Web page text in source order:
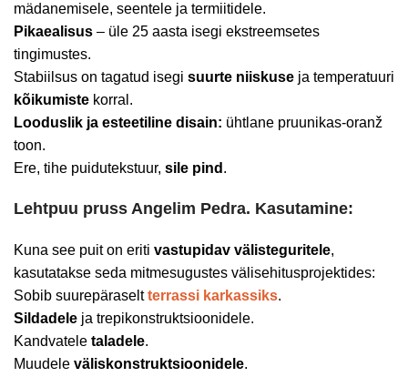
mädanemisele, seentele ja termiitidele.
Pikaealisus – üle 25 aasta isegi ekstreemsetes
tingimustes.
Stabiilsus on tagatud isegi suurte niiskuse ja temperatuuri
kõikumiste korral.
Looduslik ja esteetiline disain: ühtlane pruunikas-oranž
toon.
Ere, tihe puidutekstuur, sile pind .
Lehtpuu pruss Angelim Pedra. Kasutamine:
Kuna see puit on eriti vastupidav välisteguritele,
kasutatakse seda mitmesugustes välisehitusprojektides:
Sobib suurepäraseltterrassi karkassiks.
Sildadele ja trepikonstruktsioonidele.
Kandvatele taladele.
Muudele väliskonstruktsioonidele.